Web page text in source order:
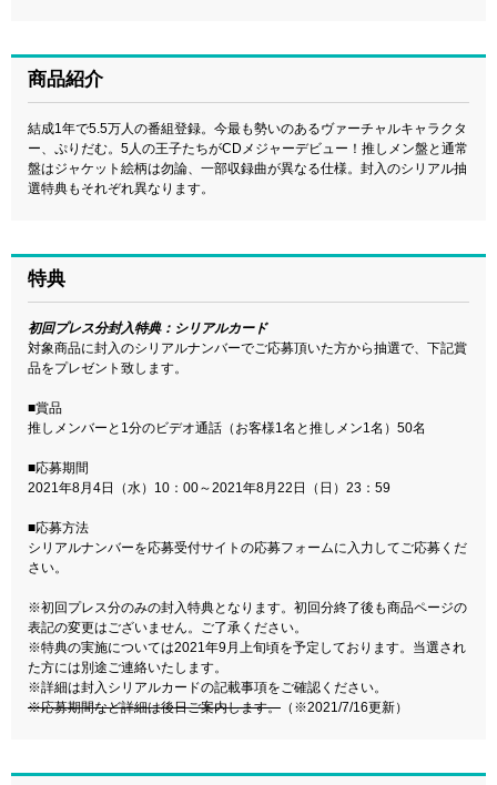
商品紹介
結成1年で5.5万人の番組登録。今最も勢いのあるヴァーチャルキャラクタ
ー、ぷりだむ。5人の王子たちがCDメジャーデビュー！推しメン盤と通常
盤はジャケット絵柄は勿論、一部収録曲が異なる仕様。封入のシリアル抽
選特典もそれぞれ異なります。
特典
初回プレス分封入特典：シリアルカード
対象商品に封入のシリアルナンバーでご応募頂いた方から抽選で、下記賞
品をプレゼント致します。
■賞品
推しメンバーと1分のビデオ通話（お客様1名と推しメン1名）50名
■応募期間
2021年8月4日（水）10：00～2021年8月22日（日）23：59
■応募方法
シリアルナンバーを応募受付サイトの応募フォームに入力してご応募くだ
さい。
※初回プレス分のみの封入特典となります。初回分終了後も商品ページの
表記の変更はございません。ご了承ください。
※特典の実施については2021年9月上旬頃を予定しております。当選され
た方には別途ご連絡いたします。
※詳細は封入シリアルカードの記載事項をご確認ください。
※応募期間など詳細は後日ご案内します。 （※2021/7/16更新）